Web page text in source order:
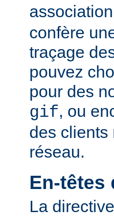
confère
traçage
pouvez
pour des
gif, ou
des clients
réseau.
En-têtes
La directive